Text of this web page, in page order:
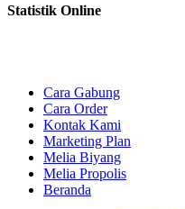
Statistik Online
Cara Gabung
Cara Order
Kontak Kami
Marketing Plan
Melia Biyang
Melia Propolis
Beranda